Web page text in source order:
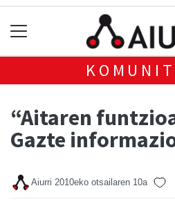
“Aitaren
Gazte
Aiurri 2010eko otsailaren 10a